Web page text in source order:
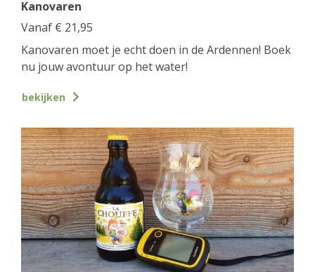
Kanovaren
Vanaf € 21,95
Kanovaren moet je echt doen in de Ardennen! Boek
nu jouw avontuur op het water!
bekijken